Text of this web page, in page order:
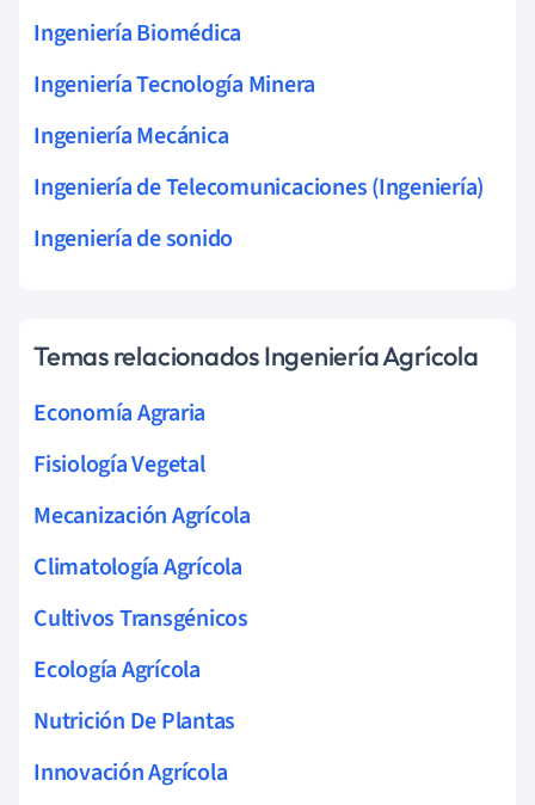
Ingeniería Biomédica
Ingeniería Tecnología Minera
Ingeniería Mecánica
Ingeniería de Telecomunicaciones (Ingeniería)
Ingeniería de sonido
Temas relacionados Ingeniería Agrícola
Economía Agraria
Fisiología Vegetal
Mecanización Agrícola
Climatología Agrícola
Cultivos Transgénicos
Ecología Agrícola
Nutrición De Plantas
Innovación Agrícola